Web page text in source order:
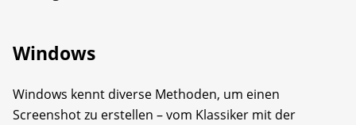
Windows
Windows kennt diverse Methoden, um einen
Screenshot zu erstellen – vom Klassiker mit der